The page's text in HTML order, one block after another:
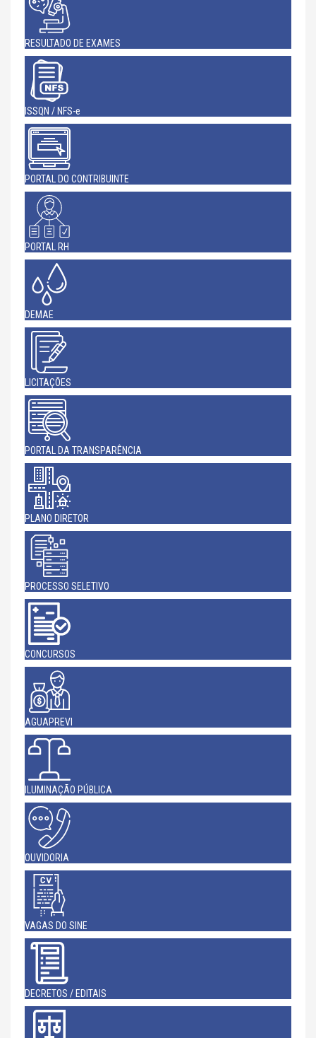
RESULTADO DE EXAMES
ISSQN / NFS-e
PORTAL DO CONTRIBUINTE
PORTAL RH
DEMAE
LICITAÇÕES
PORTAL DA TRANSPARÊNCIA
PLANO DIRETOR
PROCESSO SELETIVO
CONCURSOS
AGUAPREVI
ILUMINAÇÃO PÚBLICA
OUVIDORIA
VAGAS DO SINE
DECRETOS / EDITAIS